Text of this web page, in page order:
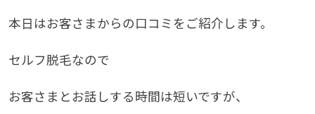
本日はお客さまからの口コミをご紹介します。
セルフ脱毛なので
お客さまとお話しする時間は短いですが、